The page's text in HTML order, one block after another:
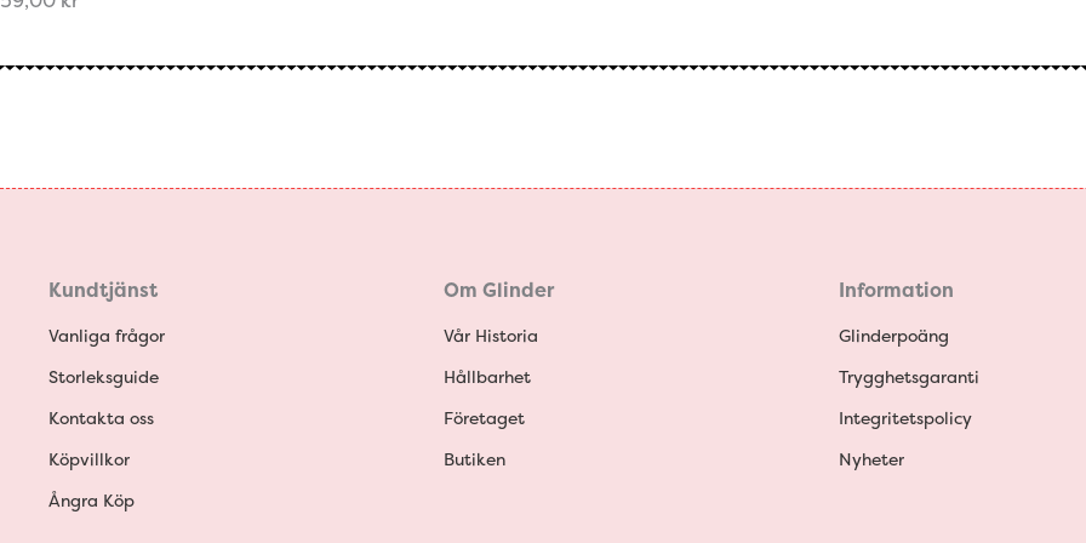
Kundtjänst
Vanliga frågor
Storleksguide
Kontakta oss
Köpvillkor
Ångra Köp
Om Glinder
Vår Historia
Hållbarhet
Företaget
Butiken
Information
Glinderpoäng
Trygghetsgaranti
Integritetspolicy
Nyheter